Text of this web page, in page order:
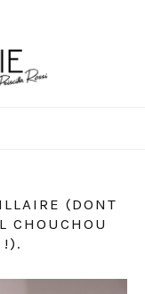
(DONT
CHOUCHOU
!).